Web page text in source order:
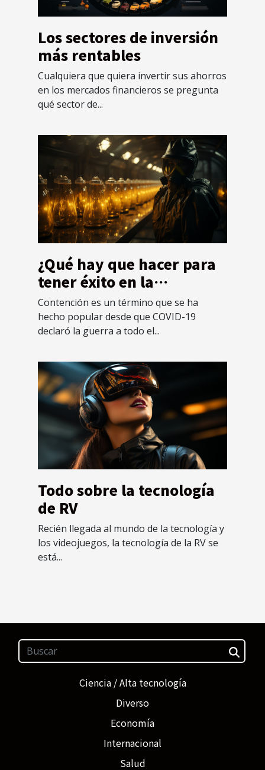
Los sectores de inversión
más rentables
Cualquiera que quiera invertir sus ahorros
en los mercados financieros se pregunta
qué sector de...
¿Qué hay que hacer para
tener éxito en la
contención?
Contención es un término que se ha
hecho popular desde que COVID-19
declaró la guerra a todo el...
Todo sobre la tecnología
de RV
Recién llegada al mundo de la tecnología y
los videojuegos, la tecnología de la RV se
está...
Ciencia / Alta tecnología
Diverso
Economía
Internacional
Salud